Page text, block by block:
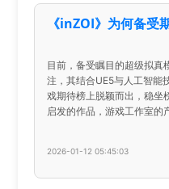
《inZOI》为何备受
目前，备受瞩目的超级拟真
注，其结合UE5与人工智能
戏期待榜上脱颖而出，稳坐
启发的作品，游戏工作室的
2026-01-12 05:45:03